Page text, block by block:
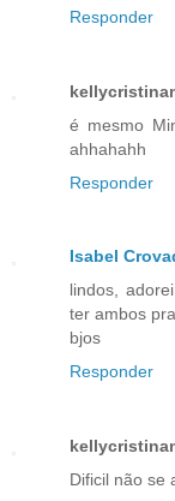
Responder
é mesmo
ahhahahh
Responder
Isabel
lindos,
ter ambos
bjos
Responder
Dificil não se